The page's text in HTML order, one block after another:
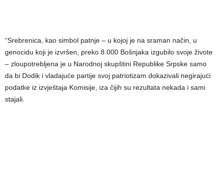
“Srebrenica, kao simbol patnje – u kojoj je na sraman način, u
genocidu koji je izvršen, preko 8.000 Bošnjaka izgubilo svoje živote
– zloupotrebljena je u Narodnoj skupštini Republike Srpske samo
da bi Dodik i vladajuće partije svoj patriotizam dokazivali negirajući
podatke iz izvještaja Komisije, iza čijih su rezultata nekada i sami
stajali.